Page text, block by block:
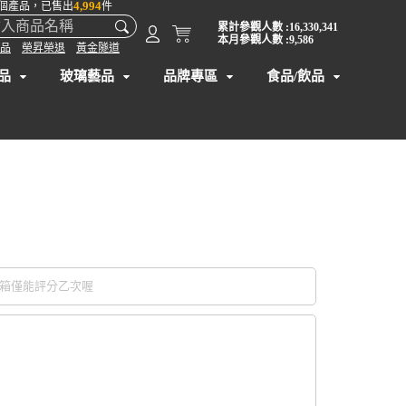
產品，已售出4,994件
榮昇榮退 黃金隧道
累計參觀人數 :16,330,341
本月參觀人數 :9,586
玻璃藝品 品牌專區 食品/飲品